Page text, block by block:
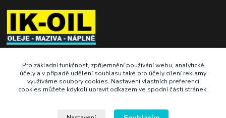
+420 603 345 409
prodej@ik-oil.cz
Pro základní funkčnost, zpříjemnění používání webu, analytické
účely a v případě udělení souhlasu také pro účely cílení reklamy
využíváme soubory cookies. Nastavení vlastních preferencí
cookies můžete kdykoli upravit odkazem ve spodní části stránek.